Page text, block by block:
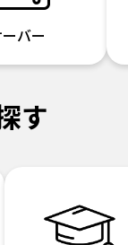
ーバー
す